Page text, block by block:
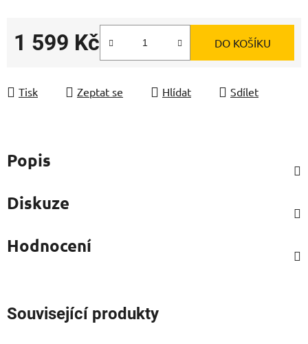
1 599 Kč DO KOŠÍKU
Tisk Zeptat se Hlídat Sdílet
Popis
Diskuze
Hodnocení
Související produkty